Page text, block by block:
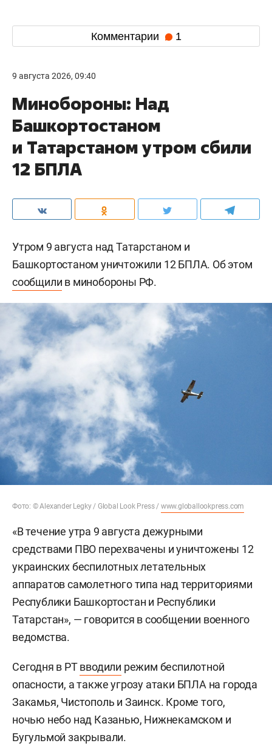
Комментарии 1
9 августа 2026, 09:40
Минобороны: Над
Башкортостаном
и Татарстаном утром сбили
12 БПЛА
Утром 9 августа над Татарстаном и
Башкортостаном уничтожили 12 БПЛА. Об этом
сообщили в минобороны РФ.
Фото: © Alexander Legky / Global Look Press / www.globallookpress.com
«В течение утра 9 августа дежурными
средствами ПВО перехвачены и уничтожены 12
украинских беспилотных летательных
аппаратов самолетного типа над территориями
Республики Башкортостан и Республики
Татарстан», — говорится в сообщении военного
ведомства.
Сегодня в РТвводили режим беспилотной
опасности, а также угрозу атаки БПЛА на города
Закамья, Чистополь и Заинск. Кроме того,
ночью небо над Казанью, Нижнекамском и
Бугульмой закрывали.